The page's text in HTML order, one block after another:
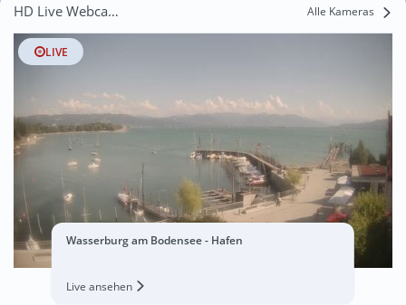
HD Live Webcams Hiltensweiler Alle Kameras
LIVE
Wasserburg am Bodensee - Hafen
Live ansehen